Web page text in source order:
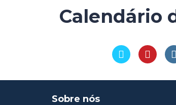
Calendário
Sobre nós